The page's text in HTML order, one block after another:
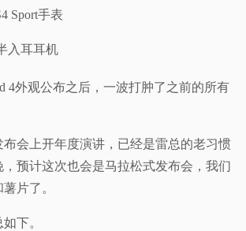
Sport手表
入耳耳机
4外观公布之后，一波打肿了之前的所有
会上开年度演讲，已经是雷总的老习惯
预计这次也会是马拉松式发布会，我们
片了。
下。